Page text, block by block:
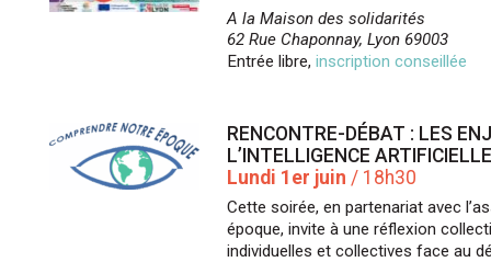
A la Maison des solidarités
62 Rue Chaponnay, Lyon 69003
Entrée libre, inscription conseillée
RENCONTRE-DÉBAT : LES
L’INTELLIGENCE ARTIFICIELLE
Lundi 1er juin / 18h30
Cette soirée, en partenariat avec
époque, invite à une réflexion
individuelles et collectives face au